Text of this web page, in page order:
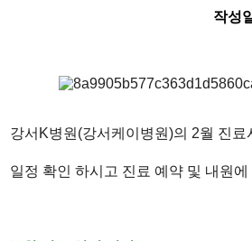
작성
강서K병원(강서케이병원)의 2월 진
일정 확인 하시고 진료 예약 및 내원